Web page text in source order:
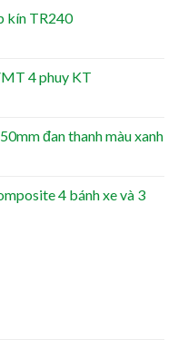
kín TR240
4 phuy KT
đan thanh màu xanh
4 bánh xe và 3